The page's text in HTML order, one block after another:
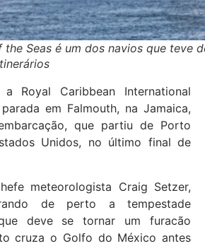
the Seas é um dos navios que teve
a Royal Caribbean International
em Falmouth, na Jamaica,
que partiu de Porto
Unidos, no último final de
meteorologista Craig Setzer,
de perto a tempestade
deve se tornar um furacão
cruza o Golfo do México antes